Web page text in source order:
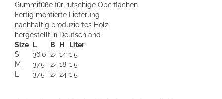
Gummifüße für rutschige Oberflächen
Fertig montierte Lieferung
nachhaltig produziertes Holz
hergestellt in Deutschland
Size
L B H
Liter
S
36,0 24 14 1,5
M
37,5 24 18 1,5
37,5 24 24 1,5